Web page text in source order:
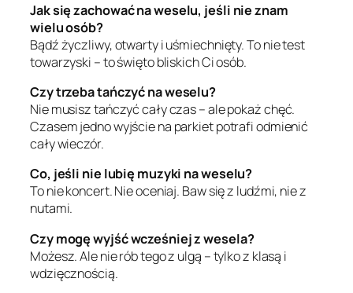
Jak się zachować na weselu, jeśli nie znam
wielu osób?
Bądź życzliwy, otwarty i uśmiechnięty. To nie test
towarzyski – to święto bliskich Ci osób.
Czy trzeba tańczyć na weselu?
Nie musisz tańczyć cały czas – ale pokaż chęć.
Czasem jedno wyjście na parkiet potrafi odmienić
cały wieczór.
Co, jeśli nie lubię muzyki na weselu?
To nie koncert. Nie oceniaj. Baw się z ludźmi, nie z
nutami.
Czy mogę wyjść wcześniej z wesela?
Możesz. Ale nie rób tego z ulgą – tylko z klasą i
wdzięcznością.